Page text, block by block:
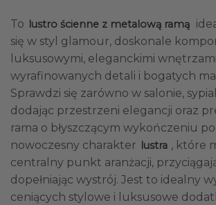
To lustro ścienne z metalową ramą
się w styl glamour, doskonale
luksusowymi, eleganckimi
wyrafinowanych detali i bogatych
Sprawdzi się zarówno w salonie,
dodając przestrzeni elegancji oraz
rama o błyszczącym wykończeniu
nowoczesny charakter lustra , które
centralny punkt aranżacji,
dopełniając wystrój. Jest to idealny
ceniących stylowe i luksusowe